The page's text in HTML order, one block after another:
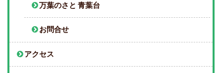
万葉のさと 青葉台
お問合せ
アクセス